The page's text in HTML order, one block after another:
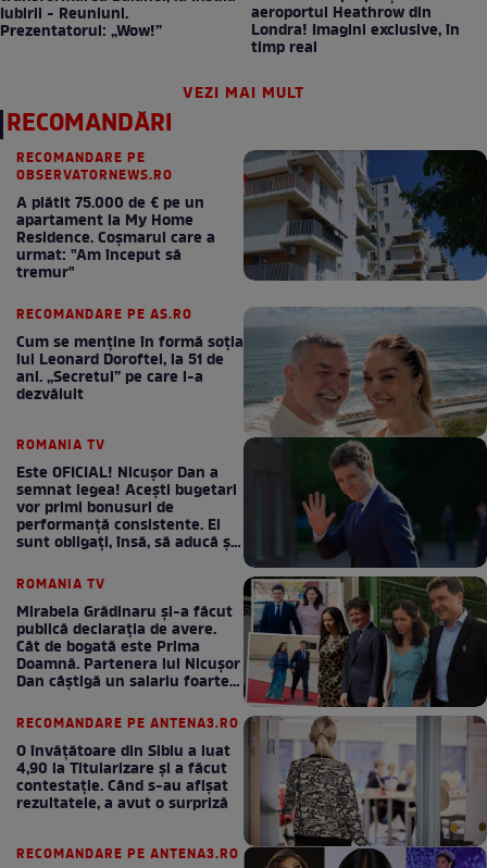
Iubirii - Reuniuni.
Prezentatorul: „Wow!”
aeroportul Heathrow din
Londra! Imagini exclusive, în
timp real
VEZI MAI MULT
RECOMANDĂRI
RECOMANDARE PE
OBSERVATORNEWS.RO
A plătit 75.000 de € pe un
apartament la My Home
Residence. Coşmarul care a
urmat: "Am început să
tremur"
RECOMANDARE PE AS.RO
Cum se menţine în formă soţia
lui Leonard Doroftei, la 51 de
ani. „Secretul” pe care l-a
dezvăluit
ROMANIA TV
Este OFICIAL! Nicușor Dan a
semnat legea! Acești bugetari
vor primi bonusuri de
performanță consistente. Ei
sunt obligați, însă, să aducă și
ROMANIA TV
Mirabela Grădinaru și-a făcut
publică declarația de avere.
Cât de bogată este Prima
Doamnă. Partenera lui Nicușor
Dan câștigă un salariu foarte
RECOMANDARE PE ANTENA3.RO
O învățătoare din Sibiu a luat
4,90 la Titularizare și a făcut
contestație. Când s-au afișat
rezultatele, a avut o surpriză
RECOMANDARE PE ANTENA3.RO